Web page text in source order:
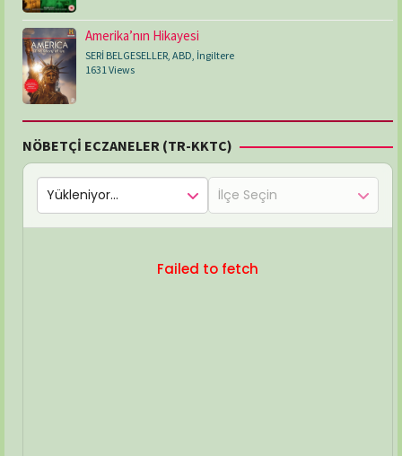
Amerika’nın Hikayesi
SERİ BELGESELLER, ABD, İngiltere
1631 Views
NÖBETÇİ ECZANELER (TR-KKTC)
Failed to fetch